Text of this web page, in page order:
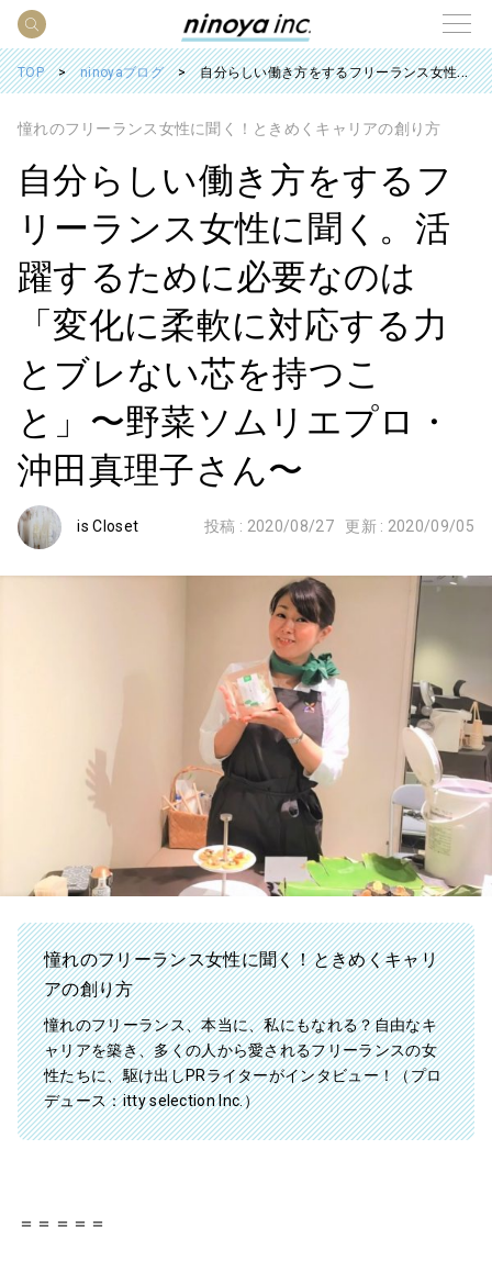
TOP ninoyaブログ 自分らしい働き方をするフリーランス女性に聞く。活躍するために必要なのは「変化に柔軟に対応する力とブレない芯を持つこと」〜野菜ソムリエプロ・沖田真理子さん〜
憧れのフリーランス女性に聞く！ときめくキャリアの創り方
自分らしい働き方をするフ
リーランス女性に聞く。活
躍するために必要なのは
「変化に柔軟に対応する力
とブレない芯を持つこ
と」〜野菜ソムリエプロ・
沖田真理子さん〜
is Closet 投稿 : 2020/08/27 更新 : 2020/09/05
憧れのフリーランス女性に聞く！ときめくキャリ
アの創り方
憧れのフリーランス、本当に、私にもなれる？自由なキ
ャリアを築き、多くの人から愛されるフリーランスの女
性たちに、駆け出しPRライターがインタビュー！（プロ
デュース：itty selection Inc.）
＝＝＝＝＝